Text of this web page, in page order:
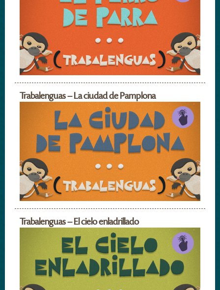
Trabalenguas – La ciudad de Pamplona
Trabalenguas – El cielo enladrillado